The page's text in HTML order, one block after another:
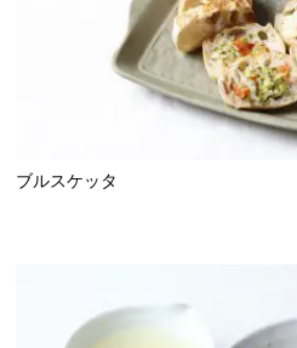
ブルスケッタ